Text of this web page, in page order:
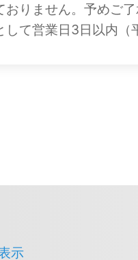
りません。予めご了
て営業日3日以内
示